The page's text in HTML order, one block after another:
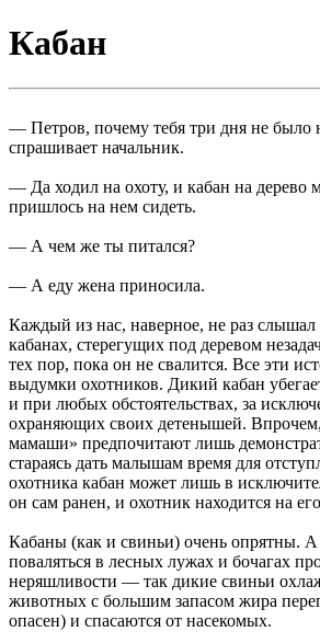
Кабан
— Петров, почему тебя три дня не было
спрашивает начальник.
— Да ходил на охоту, и кабан на дерево
пришлось на нем сидеть.
— А чем же ты питался?
— А еду жена приносила.
Каждый из нас, наверное, не раз
кабанах, стерегущих под деревом
тех пор, пока он не свалится. Все эти
выдумки охотников. Дикий кабан
и при любых обстоятельствах, за
охраняющих своих детенышей.
мамаши» предпочитают лишь
стараясь дать малышам время для
охотника кабан может лишь в
он сам ранен, и охотник находится на
Кабаны (как и свиньи) очень опрятны.
поваляться в лесных лужах и бочагах
неряшливости — так дикие свиньи
животных с большим запасом жира
опасен) и спасаются от насекомых.